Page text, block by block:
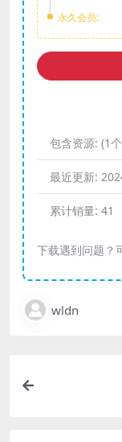
永久会员:
包含资源: (1
最近更新:
累计销量: 41
下载遇到问题？
wldn